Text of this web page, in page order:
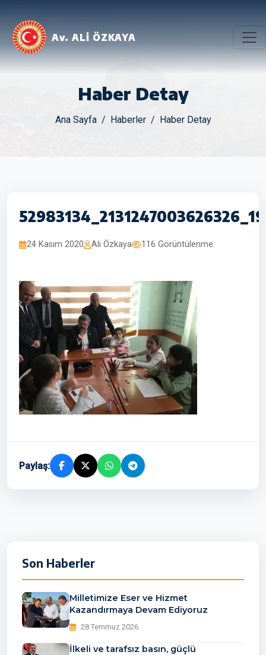
Av. ALİ ÖZKAYA
Haber Detay
Ana Sayfa Haberler Haber Detay
24 Kasım 2020 Ali Özkaya 116 Görüntülenme
Paylaş:
Son Haberler
Milletimize Eser ve Hizmet
Kazandırmaya Devam Ediyoruz
28 Temmuz 2026
İlkeli ve tarafsız basın, güçlü